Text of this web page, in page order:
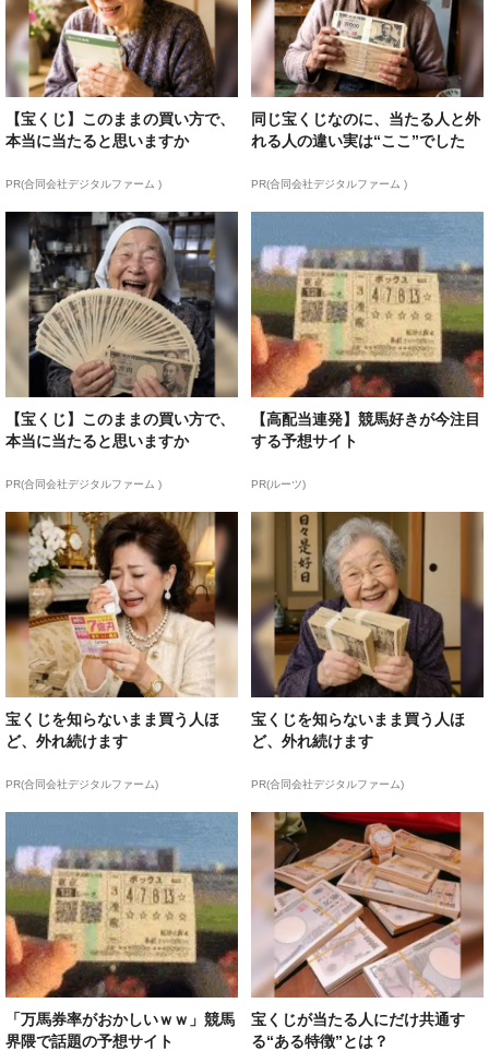
【宝くじ】このままの買い方で、
本当に当たると思いますか
PR(合同会社デジタルファーム )
同じ宝くじなのに、当たる人と外
れる人の違い実は“ここ”でした
PR(合同会社デジタルファーム )
【宝くじ】このままの買い方で、
本当に当たると思いますか
PR(合同会社デジタルファーム )
【高配当連発】競馬好きが今注目
する予想サイト
PR(ルーツ)
宝くじを知らないまま買う人ほ
ど、外れ続けます
PR(合同会社デジタルファーム)
宝くじを知らないまま買う人ほ
ど、外れ続けます
PR(合同会社デジタルファーム)
「万馬券率がおかしいｗｗ」競馬
界隈で話題の予想サイト
宝くじが当たる人にだけ共通す
る“ある特徴”とは？